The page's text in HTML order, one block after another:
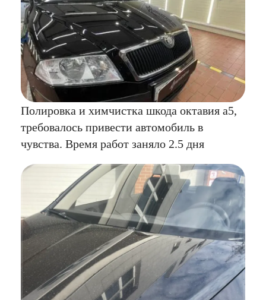
Полировка и химчистка шкода октавия а5,
требовалось привести автомобиль в
чувства. Время работ заняло 2.5 дня